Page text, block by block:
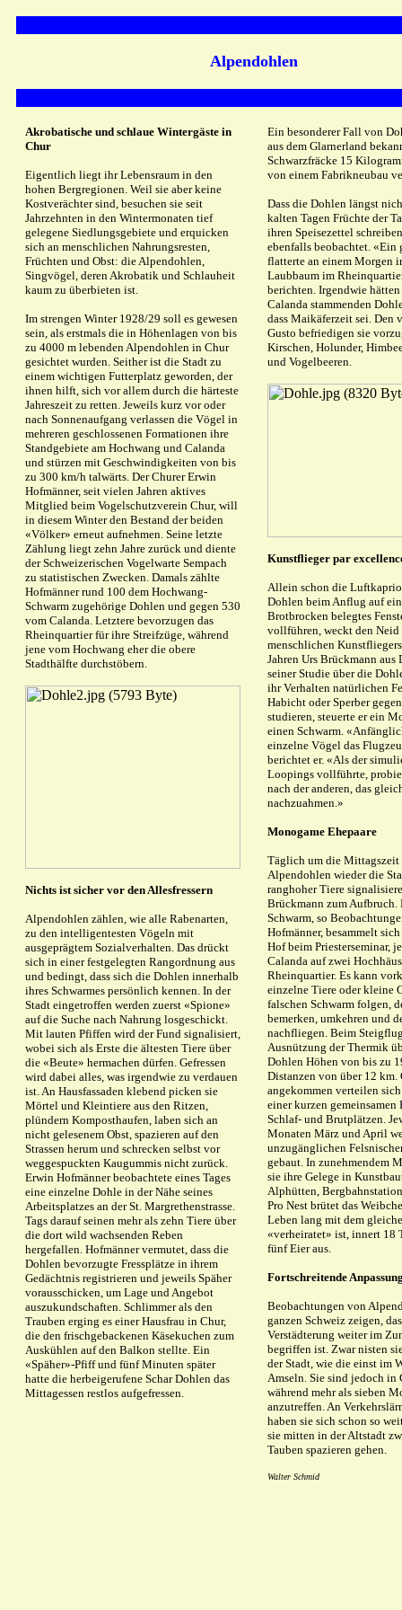
Alpendohlen
Akrobatische und schlaue Wintergäste in
Chur
Eigentlich liegt ihr Lebensraum in den
hohen Bergregionen. Weil sie aber keine
Kostverächter sind, besuchen sie seit
Jahrzehnten in den Wintermonaten tief
gelegene Siedlungsgebiete und erquicken
sich an menschlichen Nahrungsresten,
Früchten und Obst: die Alpendohlen,
Singvögel, deren Akrobatik und Schlauheit
kaum zu überbieten ist.
Im strengen Winter 1928/29 soll es gewesen
sein, als erstmals die in Höhenlagen von bis
zu 4000 m lebenden Alpendohlen in Chur
gesichtet wurden. Seither ist die Stadt zu
einem wichtigen Futterplatz geworden, der
ihnen hilft, sich vor allem durch die härteste
Jahreszeit zu retten. Jeweils kurz vor oder
nach Sonnenaufgang verlassen die Vögel in
mehreren geschlossenen Formationen ihre
Standgebiete am Hochwang und Calanda
und stürzen mit Geschwindigkeiten von bis
zu 300 km/h talwärts. Der Churer Erwin
Hofmänner, seit vielen Jahren aktives
Mitglied beim Vogelschutzverein Chur, will
in diesem Winter den Bestand der beiden
«Völker» erneut aufnehmen. Seine letzte
Zählung liegt zehn Jahre zurück und diente
der Schweizerischen Vogelwarte Sempach
zu statistischen Zwecken. Damals zählte
Hofmänner rund 100 dem Hochwang-
Schwarm zugehörige Dohlen und gegen 530
vom Calanda. Letztere bevorzugen das
Rheinquartier für ihre Streifzüge, während
jene vom Hochwang eher die obere
Stadthälfte durchstöbern.
Nichts ist sicher vor den Allesfressern
Alpendohlen zählen, wie alle Rabenarten,
zu den intelligentesten Vögeln mit
ausgeprägtem Sozialverhalten. Das drückt
sich in einer festgelegten Rangordnung aus
und bedingt, dass sich die Dohlen innerhalb
ihres Schwarmes persönlich kennen. In der
Stadt eingetroffen werden zuerst «Spione»
auf die Suche nach Nahrung losgeschickt.
Mit lauten Pfiffen wird der Fund signalisiert,
wobei sich als Erste die ältesten Tiere über
die «Beute» hermachen dürfen. Gefressen
wird dabei alles, was irgendwie zu verdauen
ist. An Hausfassaden klebend picken sie
Mörtel und Kleintiere aus den Ritzen,
plündern Komposthaufen, laben sich an
nicht gelesenem Obst, spazieren auf den
Strassen herum und schrecken selbst vor
weggespuckten Kaugummis nicht zurück.
Erwin Hofmänner beobachtete eines Tages
eine einzelne Dohle in der Nähe seines
Arbeitsplatzes an der St. Margrethenstrasse.
Tags darauf seinen mehr als zehn Tiere über
die dort wild wachsenden Reben
hergefallen. Hofmänner vermutet, dass die
Dohlen bevorzugte Fressplätze in ihrem
Gedächtnis registrieren und jeweils Späher
vorausschicken, um Lage und Angebot
auszukundschaften. Schlimmer als den
Trauben erging es einer Hausfrau in Chur,
die den frischgebackenen Käsekuchen zum
Auskühlen auf den Balkon stellte. Ein
«Späher»-Pfiff und fünf Minuten später
hatte die herbeigerufene Schar Dohlen das
Mittagessen restlos aufgefressen.
Ein besonderer Fall von
aus dem Glarnerland
Schwarzfräcke 15
von einem Fabrikneubau
Dass die Dohlen längst
kalten Tagen Früchte der
ihren Speisezettel
ebenfalls beobachtet. «Ein
flatterte an einem Morgen
Laubbaum im
berichten. Irgendwie
Calanda stammenden
dass Maikäferzeit sei. Den
Gusto befriedigen sie
Kirschen, Holunder,
und Vogelbeeren.
Kunstflieger par
Allein schon die
Dohlen beim Anflug auf
Brotbrocken belegtes
vollführen, weckt den Neid
menschlichen
Jahren Urs Brückmann aus
seiner Studie über die
ihr Verhalten natürlichen
Habicht oder Sperber
studieren, steuerte er ein
einen Schwarm.
einzelne Vögel das
berichtet er. «Als der
Loopings vollführte,
nach der anderen, das
nachzuahmen.»
Monogame Ehepaare
Täglich um die Mittagszeit
Alpendohlen wieder die
ranghoher Tiere
Brückmann zum Aufbruch.
Schwarm, so
Hofmänner, besammelt
Hof beim Priesterseminar,
Calanda auf zwei
Rheinquartier. Es kann
einzelne Tiere oder kleine
falschen Schwarm folgen,
bemerken, umkehren und
nachfliegen. Beim
Ausnützung der Thermik
Dohlen Höhen von bis zu
Distanzen von über 12 km.
angekommen verteilen
einer kurzen gemeinsamen
Schlaf- und Brutplätzen.
Monaten März und April
unzugänglichen
gebaut. In zunehmendem
sie ihre Gelege in
Alphütten,
Pro Nest brütet das
Leben lang mit dem
«verheiratet» ist, innert 18
fünf Eier aus.
Fortschreitende
Beobachtungen von
ganzen Schweiz zeigen,
Verstädterung weiter im
begriffen ist. Zwar nisten
der Stadt, wie die einst im
Amseln. Sie sind jedoch in
während mehr als sieben
anzutreffen. An
haben sie sich schon so
sie mitten in der Altstadt
Tauben spazieren gehen.
Walter Schmid